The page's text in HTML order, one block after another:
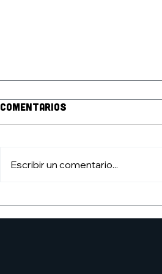
Comentarios
Escribir un comentario...